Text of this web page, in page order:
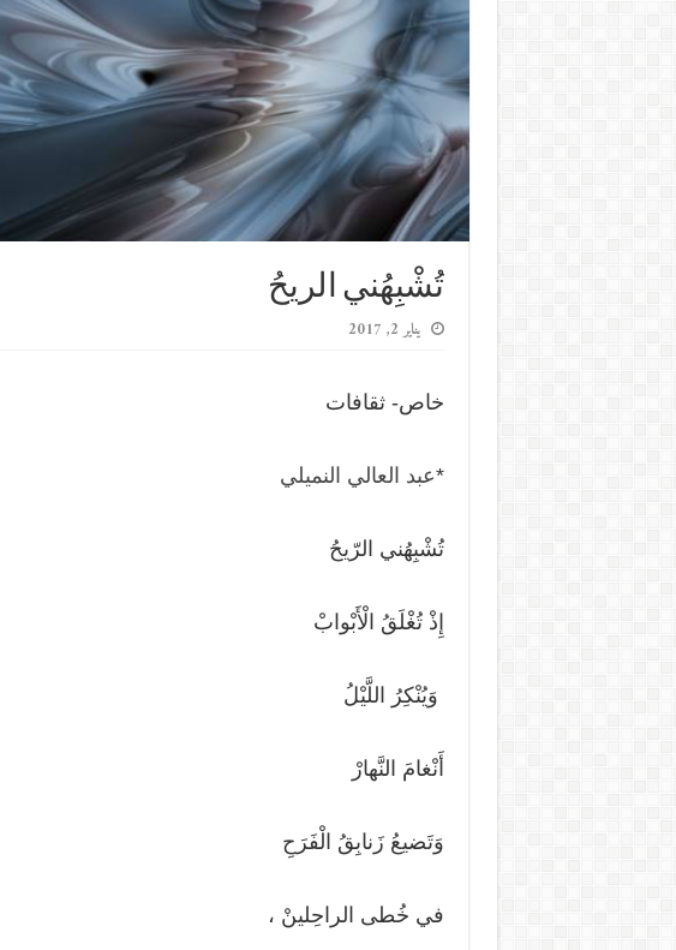
تُشْبِهُني الريحُ
يناير 2, 2017
خاص- ثقافات
*عبد العالي النميلي
تُشْبِهُني الرّيحُ
إِذْ تُغْلَقُ الْأَبْوابْ
وَيُنْكِرُ اللَّيْلُ
أَنْغامَ النَّهارْ
وَتَضيعُ زَنابِقُ الْفَرَحِ
في خُطى الراحِلينْ ،